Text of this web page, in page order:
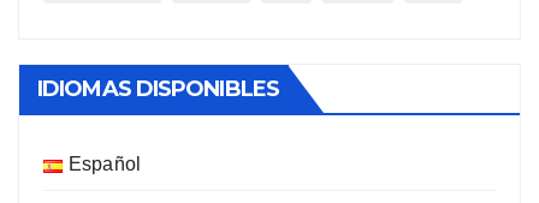
IDIOMAS DISPONIBLES
Español